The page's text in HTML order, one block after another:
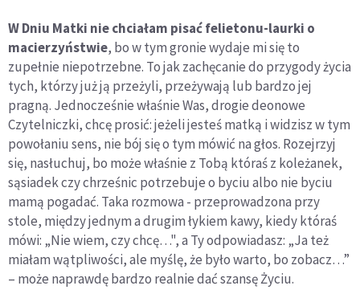
W Dniu Matki nie chciałam pisać felietonu-laurki o
macierzyństwie, bo w tym gronie wydaje mi się to
zupełnie niepotrzebne. To jak zachęcanie do przygody życia
tych, którzy już ją przeżyli, przeżywają lub bardzo jej
pragną. Jednocześnie właśnie Was, drogie deonowe
Czytelniczki, chcę prosić: jeżeli jesteś matką i widzisz w tym
powołaniu sens, nie bój się o tym mówić na głos. Rozejrzyj
się, nasłuchuj, bo może właśnie z Tobą któraś z koleżanek,
sąsiadek czy chrześnic potrzebuje o byciu albo nie byciu
mamą pogadać. Taka rozmowa - przeprowadzona przy
stole, między jednym a drugim łykiem kawy, kiedy któraś
mówi: „Nie wiem, czy chcę…", a Ty odpowiadasz: „Ja też
miałam wątpliwości, ale myślę, że było warto, bo zobacz…”
– może naprawdę bardzo realnie dać szansę Życiu.